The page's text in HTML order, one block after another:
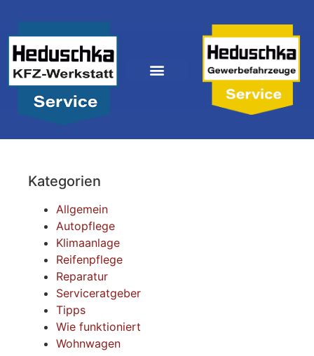
Kategorien
Allgemein
Autopflege
Klimaanlage
Reifenpflege
Reparatur
Serviceratgeber
Tipps
Wie funktioniert
Wohnwagen